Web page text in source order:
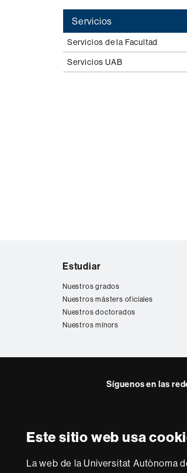
Este sitio web usa
La web de la Universitat Autònoma
Servicios
Servicios de la Facultad
Servicios UAB
Estudiar
Nuestros grados
Nuestros másters oficiales
Nuestros doctorados
Nuestros mínors
Síguenos en las
FFLFFL
Sobre
esta